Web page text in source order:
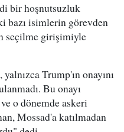
bir hoşnutsuzluk
bazı isimlerin görevden
seçilme girişimiyle
Trump'ın onayını
Bu onayı
o dönemde askeri
Mossad'a katılmadan